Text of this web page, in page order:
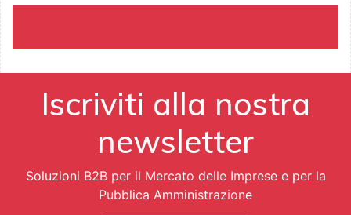
Iscriviti alla nostra
newsletter
Soluzioni B2B per il Mercato delle Imprese e per la
Pubblica Amministrazione